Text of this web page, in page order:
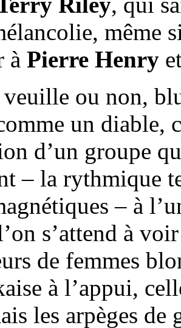
même
à Pierre Henry
veuille ou non,
un diable,
d’un groupe
– la rythmique
– à
s’attend à
de femmes
à l’appui,
les arpèges de